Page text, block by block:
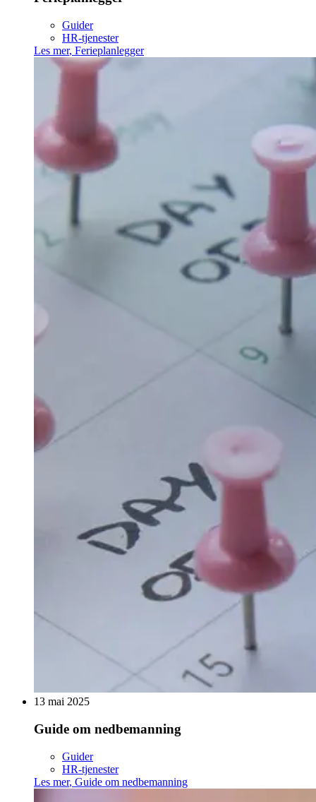
Guider
HR-tjenester
Les mer, Ferieplanlegger
13 mai 2025
Guide om nedbemanning
Guider
HR-tjenester
Les mer, Guide om nedbemanning